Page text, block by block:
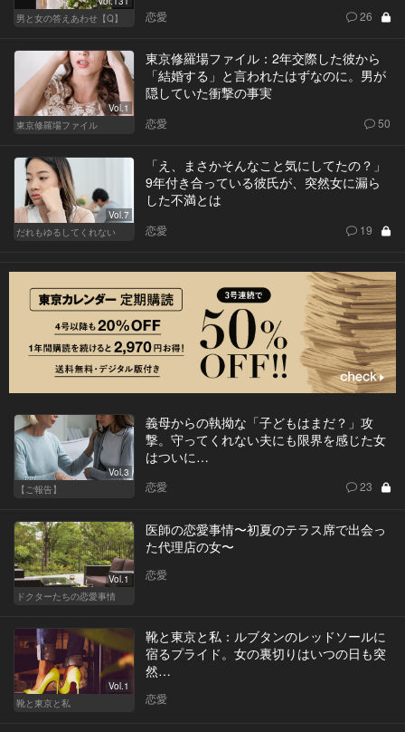
男と女の答えあわせ【Q】
恋愛 26
Vol.1
東京修羅場ファイル
東京修羅場ファイル：2年交際した彼から
「結婚する」と言われたはずなのに。男が
隠していた衝撃の事実
恋愛 50
Vol.7
だれもゆるしてくれない
「え、まさかそんなこと気にしてたの？」
9年付き合っている彼氏が、突然女に漏ら
した不満とは
恋愛 19
Vol.3
【ご報告】
義母からの執拗な「子どもはまだ？」攻
撃。守ってくれない夫にも限界を感じた女
はついに…
恋愛 23
Vol.1
ドクターたちの恋愛事情
医師の恋愛事情〜初夏のテラス席で出会っ
た代理店の女〜
恋愛
Vol.1
靴と東京と私
靴と東京と私：ルブタンのレッドソールに
宿るプライド。女の裏切りはいつの日も突
然…
恋愛